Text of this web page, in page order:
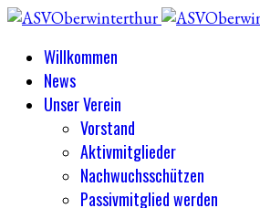
Willkommen
News
Unser Verein
Vorstand
Aktivmitglieder
Nachwuchsschützen
Passivmitglied werden